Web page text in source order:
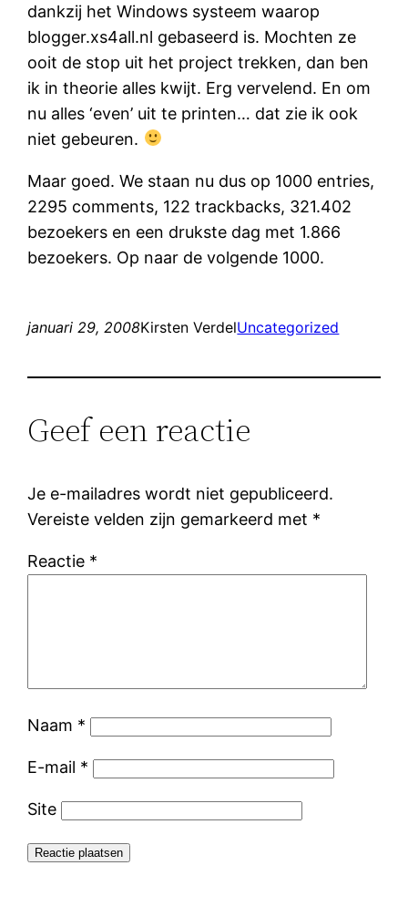
dankzij het Windows systeem waarop
blogger.xs4all.nl gebaseerd is. Mochten ze
ooit de stop uit het project trekken, dan ben
ik in theorie alles kwijt. Erg vervelend. En om
nu alles ‘even’ uit te printen… dat zie ik ook
niet gebeuren.
Maar goed. We staan nu dus op 1000 entries,
2295 comments, 122 trackbacks, 321.402
bezoekers en een drukste dag met 1.866
bezoekers. Op naar de volgende 1000.
januari 29, 2008Kirsten VerdelUncategorized
Geef een reactie
Je e-mailadres wordt niet gepubliceerd.
Vereiste velden zijn gemarkeerd met *
Reactie *
Naam *
E-mail *
Site